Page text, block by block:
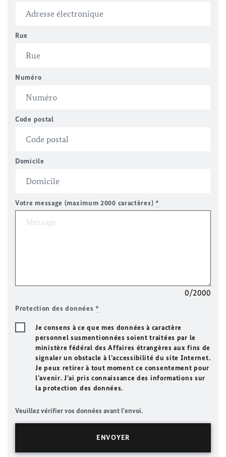
Rue
Numéro
Code postal
Domicile
Votre message (maximum 2000 caractères) *
0/2000
Protection des données*
Je consens à ce que mes données à caractère
personnel susmentionnées soient traitées par le
ministère fédéral des Affaires étrangères aux fins de
signaler un obstacle à l’accessibilité du site Internet.
Je peux retirer à tout moment ce consentement pour
l’avenir. J’ai pris connaissance des informations sur
la protection des données.
Veuillez vérifier vos données avant l'envoi.